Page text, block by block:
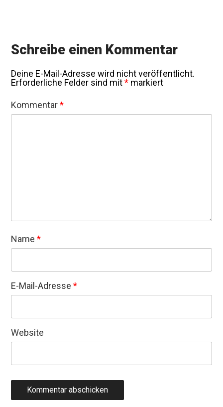
Schreibe einen Kommentar
Deine E-Mail-Adresse wird nicht veröffentlicht.
Erforderliche Felder sind mit* markiert
Kommentar*
Name*
E-Mail-Adresse*
Website